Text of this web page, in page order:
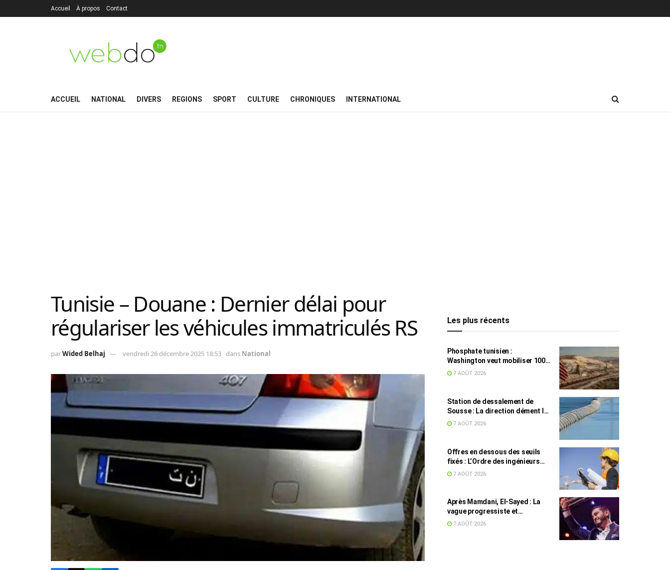
Accueil À propos Contact
ACCUEIL NATIONAL DIVERS REGIONS SPORT CULTURE CHRONIQUES INTERNATIONAL
Tunisie – Douane : Dernier délai pour
régulariser les véhicules immatriculés RS
parWided Belhaj vendredi 26 décembre 2025 18:53 dans National
Les plus récents
Phosphate tunisien :
Washington veut mobiliser 100
millions de dollars, avec la Chine
7 AOÛT 2026
Station de dessalement de
Sousse : La direction dément les
rumeurs sur une eau impropre à
7 AOÛT 2026
Offres en dessous des seuils
fixés : L’Ordre des ingénieurs
hausse le ton
7 AOÛT 2026
Après Mamdani, El-Sayed : La
vague progressiste et
musulmane résiste à l’argent de
7 AOÛT 2026